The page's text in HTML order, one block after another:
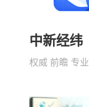
中新经纬
权威 前瞻 专